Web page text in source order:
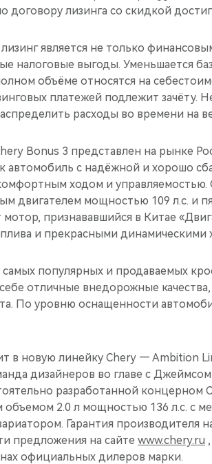
договору лизинга со скидкой
является не только
налоговые выгоды. Уменьшается
объёме относятся на
платежей подлежит
расходы во времени на
Bonus 3 представлен на рынке
автомобиль с надёжной и хорошо
ходом и
двигателем мощностью 109 л.с. и
признававшийся в Китае
и прекрасными динамическими
популярных и продаваемых
отличные внедорожные
По уровню оснащенности
в новую линейку Chery — Ambition
дизайнеров во главе с
разработанной концерном
2.0 л мощностью 136 л.с. с
Гарантия производителя
предложения на сайте www.chery.ru
официальных дилеров марки.